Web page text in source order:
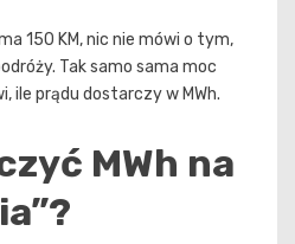
150 KM, nic nie mówi o tym,
Tak samo sama moc
ile prądu dostarczy w MWh.
MWh na